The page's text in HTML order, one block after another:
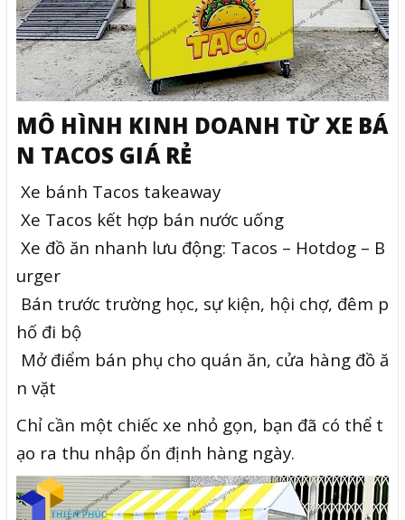
MÔ HÌNH KINH DOANH TỪ XE BÁ
N TACOS GIÁ RẺ
Xe bánh Tacos takeaway
Xe Tacos kết hợp bán nước uống
Xe đồ ăn nhanh lưu động: Tacos – Hotdog – B
urger
Bán trước trường học, sự kiện, hội chợ, đêm p
hố đi bộ
Mở điểm bán phụ cho quán ăn, cửa hàng đồ ă
n vặt
Chỉ cần một chiếc xe nhỏ gọn, bạn đã có thể t
ạo ra thu nhập ổn định hàng ngày.